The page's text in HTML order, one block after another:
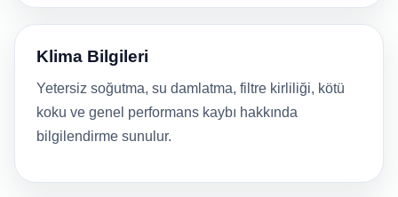
Klima Bilgileri
Yetersiz soğutma, su damlatma, filtre kirliliği, kötü
koku ve genel performans kaybı hakkında
bilgilendirme sunulur.